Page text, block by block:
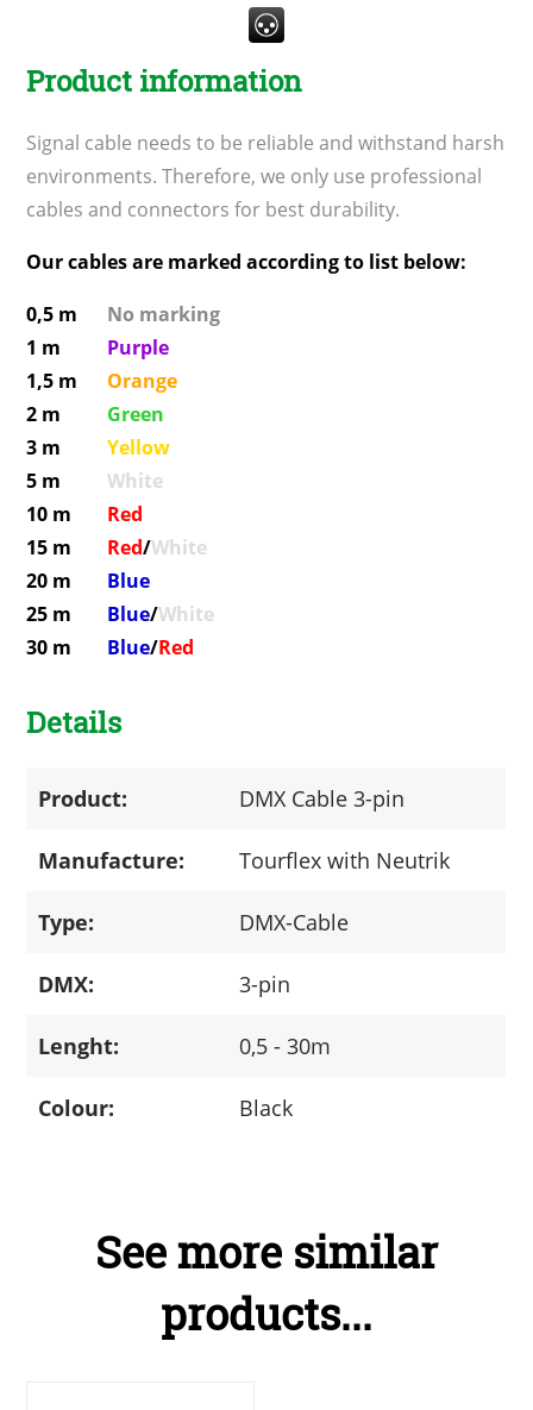
Product information
Signal cable needs to be reliable and withstand harsh
environments. Therefore, we only use professional
cables and connectors for best durability.
Our cables are marked according to list below:
0,5 m
No marking
1 m
Purple
1,5 m
Orange
2 m
Green
3 m
Yellow
5 m
White
10 m
Red
15 m
Red/White
20 m
Blue
25 m
Blue/White
30 m
Blue/Red
Details
Product: DMX Cable 3-pin
Manufacture: Tourflex with Neutrik
Type: DMX-Cable
DMX: 3-pin
Lenght: 0,5 - 30m
Colour: Black
See more similar
products...